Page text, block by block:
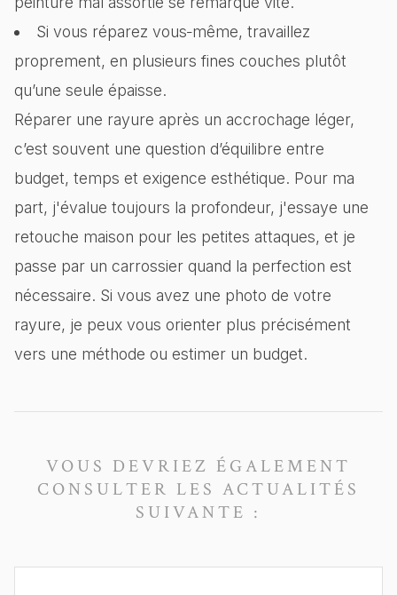
Si vous réparez vous‑même, travaillez
proprement, en plusieurs fines couches plutôt
qu’une seule épaisse.
Réparer une rayure après un accrochage léger,
c’est souvent une question d’équilibre entre
budget, temps et exigence esthétique. Pour ma
part, j'évalue toujours la profondeur, j'essaye une
retouche maison pour les petites attaques, et je
passe par un carrossier quand la perfection est
nécessaire. Si vous avez une photo de votre
rayure, je peux vous orienter plus précisément
vers une méthode ou estimer un budget.
VOUS DEVRIEZ ÉGALEMENT
CONSULTER LES ACTUALITÉS
SUIVANTE :